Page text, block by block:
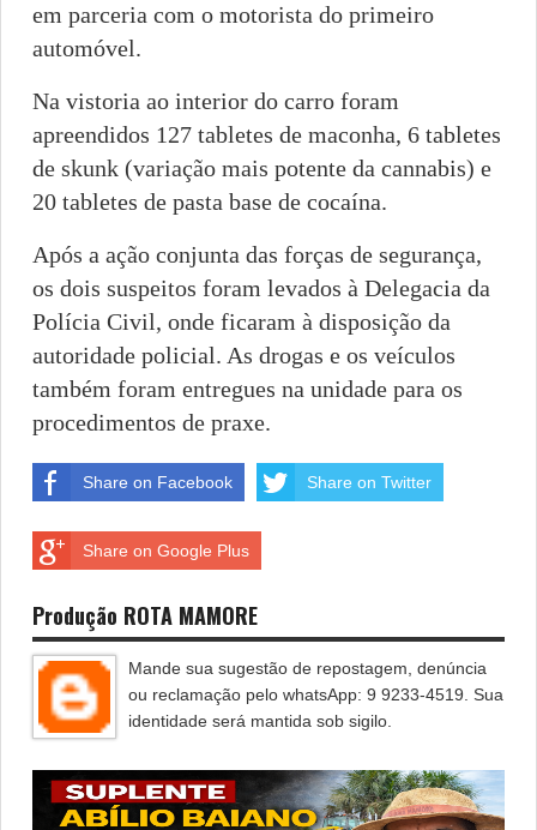
em parceria com o motorista do primeiro
automóvel.
Na vistoria ao interior do carro foram
apreendidos 127 tabletes de maconha, 6 tabletes
de skunk (variação mais potente da cannabis) e
20 tabletes de pasta base de cocaína.
Após a ação conjunta das forças de segurança,
os dois suspeitos foram levados à Delegacia da
Polícia Civil, onde ficaram à disposição da
autoridade policial. As drogas e os veículos
também foram entregues na unidade para os
procedimentos de praxe.
Share on Facebook Share on Twitter
Share on Google Plus
Produção ROTA MAMORE
Mande sua sugestão de repostagem, denúncia
ou reclamação pelo whatsApp: 9 9233-4519. Sua
identidade será mantida sob sigilo.